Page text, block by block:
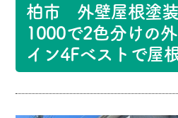
柏市 外壁屋根塗装
1000で2色分けの
イン4Fベストで屋